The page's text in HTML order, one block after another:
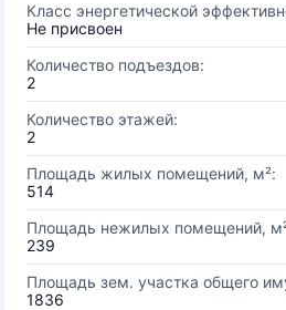
Класс энергетической
Не присвоен
Количество подъездов:
2
Количество этажей:
2
Площадь жилых помещений, м²:
514
Площадь нежилых помещений,
239
Площадь зем. участка общего
1836